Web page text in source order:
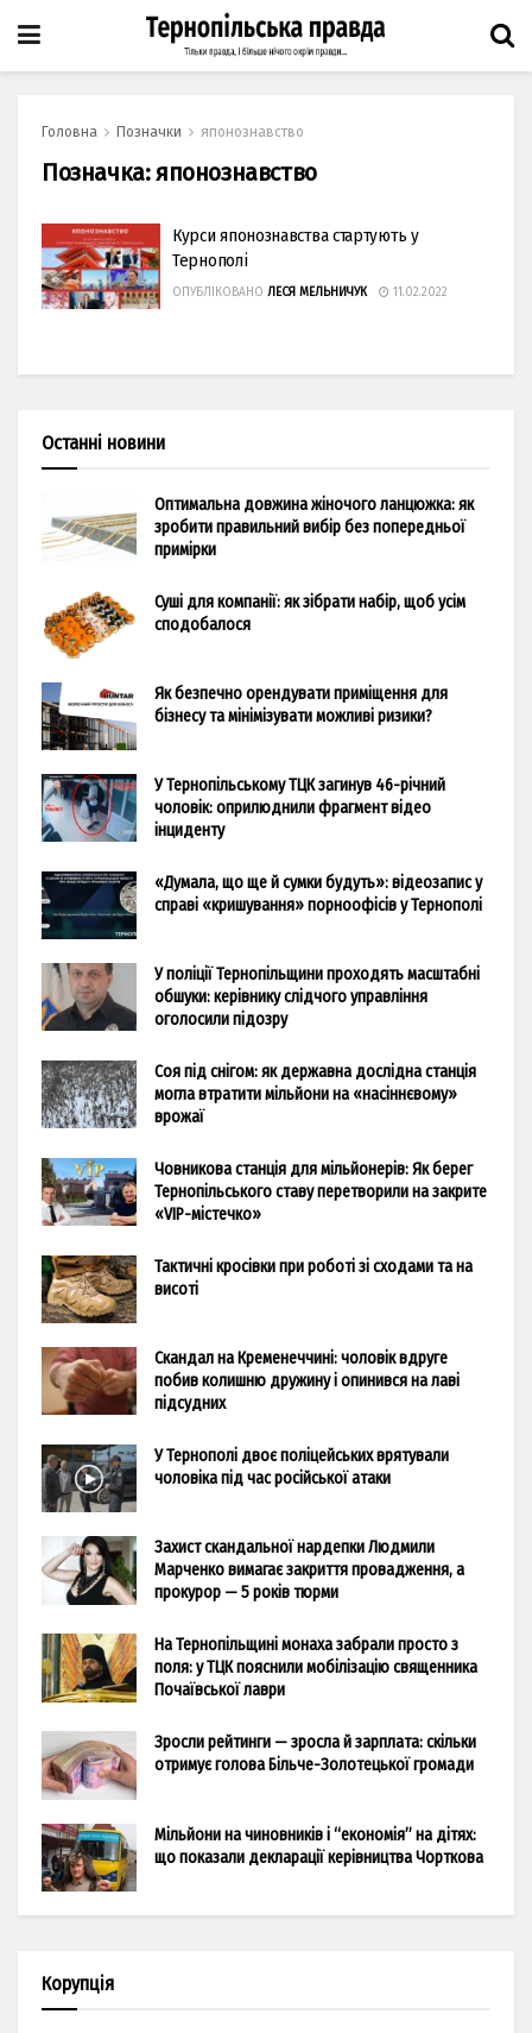
Головна Позначки японознавство
Позначка:японознавство
Курси японознавства стартують у
Тернополі
ОПУБЛІКОВАНО ЛЕСЯ МЕЛЬНИЧУК 11.02.2022
Останні новини
Оптимальна довжина жіночого ланцюжка: як
зробити правильний вибір без попередньої
примірки
Суші для компанії: як зібрати набір, щоб усім
сподобалося
Як безпечно орендувати приміщення для
бізнесу та мінімізувати можливі ризики?
У Тернопільському ТЦК загинув 46-річний
чоловік: оприлюднили фрагмент відео
інциденту
«Думала, що ще й сумки будуть»: відеозапис у
справі «кришування» порноофісів у Тернополі
У поліції Тернопільщини проходять масштабні
обшуки: керівнику слідчого управління
оголосили підозру
Соя під снігом: як державна дослідна станція
могла втратити мільйони на «насіннєвому»
врожаї
Човникова станція для мільйонерів: Як берег
Тернопільського ставу перетворили на закрите
«VIP-містечко»
Тактичні кросівки при роботі зі сходами та на
висоті
Скандал на Кременеччині: чоловік вдруге
побив колишню дружину і опинився на лаві
підсудних
У Тернополі двоє поліцейських врятували
чоловіка під час російської атаки
Захист скандальної нардепки Людмили
Марченко вимагає закриття провадження, а
прокурор — 5 років тюрми
На Тернопільщині монаха забрали просто з
поля: у ТЦК пояснили мобілізацію священника
Почаївської лаври
Зросли рейтинги — зросла й зарплата: скільки
отримує голова Більче-Золотецької громади
Мільйони на чиновників і “економія” на дітях:
що показали декларації керівництва Чорткова
Корупція